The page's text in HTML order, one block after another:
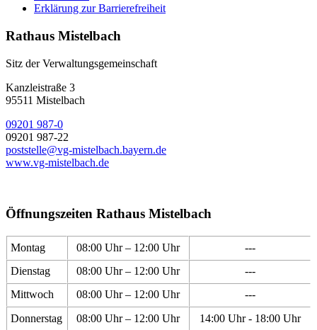
Erklärung zur Barrierefreiheit
Rathaus Mistelbach
Sitz der Verwaltungsgemeinschaft
Kanzleistraße 3
95511 Mistelbach
09201 987-0
09201 987-22
poststelle@vg-mistelbach.bayern.de
www.vg-mistelbach.de
Öffnungszeiten Rathaus Mistelbach
Montag 08:00 Uhr – 12:00 Uhr
---
Dienstag
08:00 Uhr – 12:00 Uhr
---
Mittwoch
08:00 Uhr – 12:00 Uhr
---
Donnerstag
08:00 Uhr – 12:00 Uhr
14:00 Uhr - 18:00 Uhr